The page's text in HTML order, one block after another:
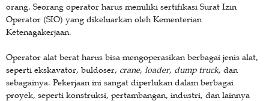
orang. Seorang operator harus memiliki sertifikasi Surat Izin
Operator (SIO) yang dikeluarkan oleh Kementerian
Ketenagakerjaan.
Operator alat berat harus bisa mengoperasikan berbagai jenis alat,
seperti ekskavator, buldoser, crane, loader, dump truck, dan
sebagainya. Pekerjaan ini sangat diperlukan dalam berbagai
proyek, seperti konstruksi, pertambangan, industri, dan lainnya